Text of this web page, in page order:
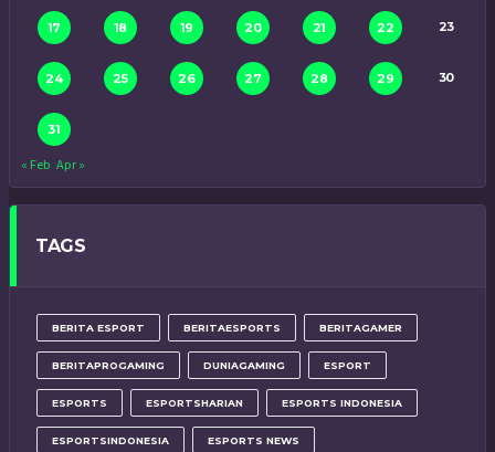
17 18 19 20 21 22 23
24 25 26 27 28 29 30
31
« Feb Apr »
TAGS
BERITA ESPORT BERITAESPORTS BERITAGAMER
BERITAPROGAMING DUNIAGAMING ESPORT
ESPORTS ESPORTSHARIAN ESPORTS INDONESIA
ESPORTSINDONESIA ESPORTS NEWS